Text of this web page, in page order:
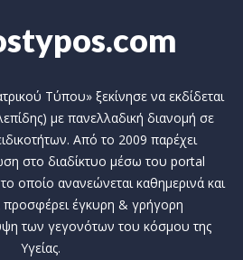
Τύπου» ξεκίνησε να εκδίδεται
με πανελλαδική διανομή σε
Από το 2009 παρέχει
στο διαδίκτυο μέσω του portal
οποίο ανανεώνεται καθημερινά και
προσφέρει έγκυρη & γρήγορη
των γεγονότων του κόσμου της
Υγείας.